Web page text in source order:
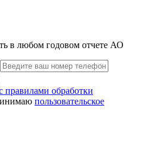
в любом годовом отчете АО
правилами обработки
пользовательское